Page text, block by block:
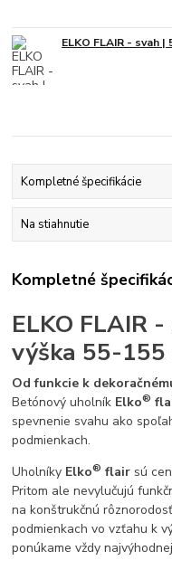
ELKO FLAIR - svah |
Kompletné špecifikácie
Na stiahnutie
Kompletné
ELKO FLAIR
výška 55-155
Od funkcie k
Betónový uholník Elko®
spevnenie svahu ako
podmienkach.
Uholníky Elko® flair sú
Pritom ale nevylučujú
na konštrukčnú
podmienkach vo vzťahu k
ponúkame vždy